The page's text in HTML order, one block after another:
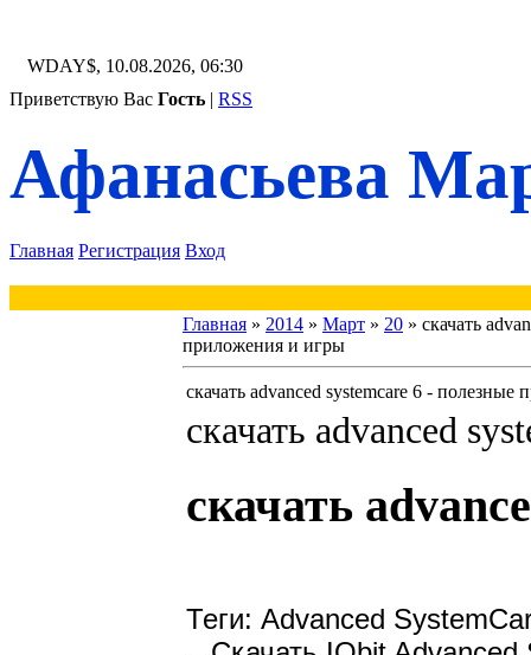
WDAY$, 10.08.2026, 06:30
Приветствую Вас Гость | RSS
Афанасьева
Главная Регистрация Вход
Главная » 2014 » Март » 20 » скачать
приложения и игры
скачать advanced systemcare 6 -
скачать advanced
скачать
Теги: Advanced